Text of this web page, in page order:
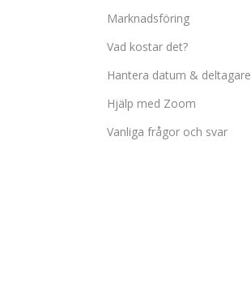
Marknadsföring
Vad kostar det?
Hantera datum & deltagare
Hjälp med Zoom
Vanliga frågor och svar